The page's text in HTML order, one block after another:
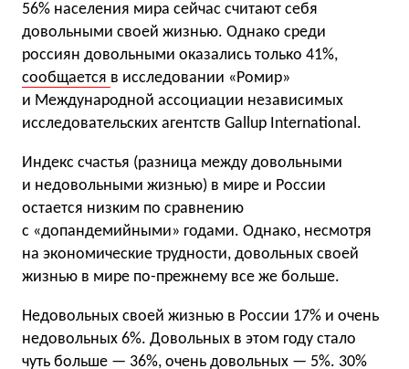
56% населения мира сейчас считают себя
довольными своей жизнью. Однако среди
россиян довольными оказались только 41%,
сообщается в исследовании «Ромир»
и Международной ассоциации независимых
исследовательских агентств Gallup International.
Индекс счастья (разница между довольными
и недовольными жизнью) в мире и России
остается низким по сравнению
с «допандемийными» годами. Однако, несмотря
на экономические трудности, довольных своей
жизнью в мире по-прежнему все же больше.
Недовольных своей жизнью в России 17% и очень
недовольных 6%. Довольных в этом году стало
чуть больше — 36%, очень довольных — 5%. 30%